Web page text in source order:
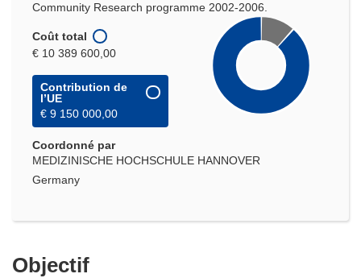
Community Research programme 2002-2006.
Coût total
€ 10 389 600,00
Contribution de
l’UE
€ 9 150 000,00
Coordonné par
MEDIZINISCHE HOCHSCHULE HANNOVER
Germany
Objectif